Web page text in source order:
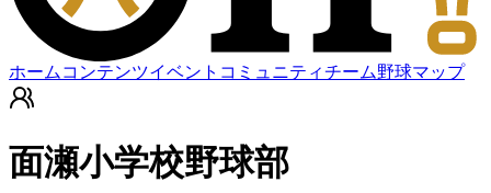
ホーム コンテンツイベント コミュニティチーム野球マップ
面瀬小学校野球部